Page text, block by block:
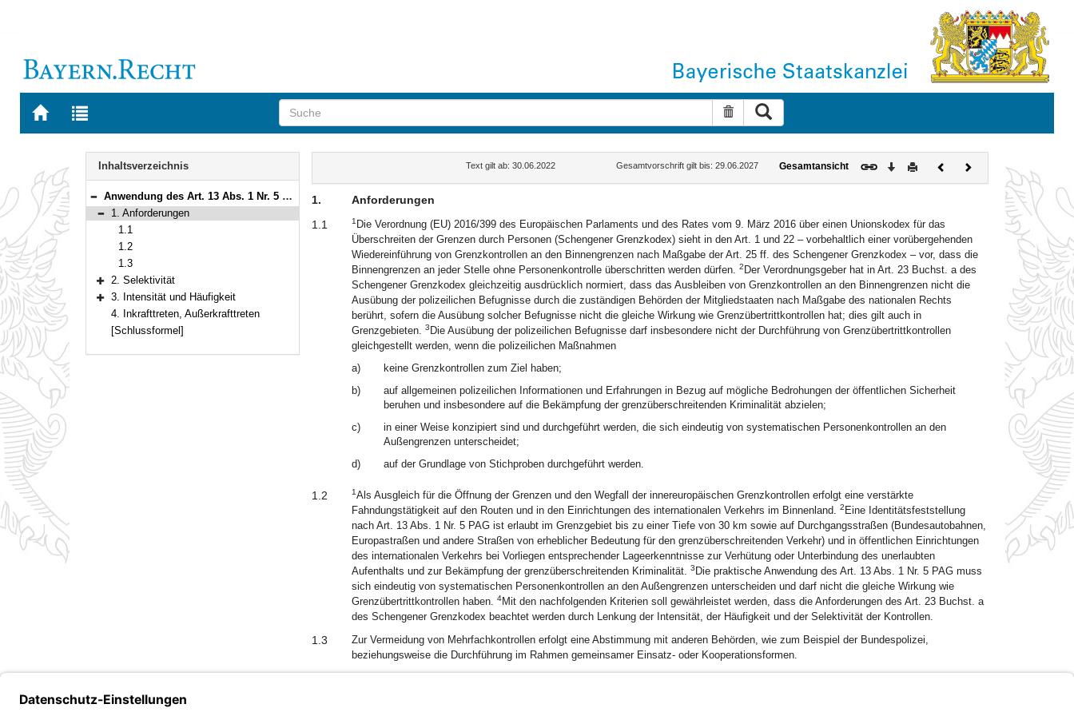
Zur
BAYERN.RECHT
Zur
letzten
Suche zurücksetzen
Navigation
Inhaltsverzeichnis
Bereich reduzieren
Anwendung des Art. 13 Abs. 1 Nr. 5 des Polizeiaufgabengesetzes
Bereich reduzieren
1. Anforderungen
1.1
1.2
1.3
Bereich erweitern
2. Selektivität
Bereich erweitern
3. Intensität und Häufigkeit
4. Inkrafttreten, Außerkrafttreten
[Schlussformel]
Text gilt ab: 30.06.2022 Gesamtvorschrift gilt bis: 29.06.2027 Gesamtansicht Download
DruckenVorherigesNächstes
Dokument
1.
Anforderungen
1.1
1 Die Verordnung (EU) 2016/399 des Europäischen Parlaments und des Rates vom 9. März 2016 über einen Unionskodex für das
Überschreiten der Grenzen durch Personen (Schengener Grenzkodex) sieht in den Art. 1 und 22 – vorbehaltlich einer vorübergehenden
Wiedereinführung von Grenzkontrollen an den Binnengrenzen nach Maßgabe der Art. 25 ff. des Schengener Grenzkodex – vor, dass die
Binnengrenzen an jeder Stelle ohne Personenkontrolle überschritten werden dürfen. 2 Der Verordnungsgeber hat in Art. 23 Buchst. a des
Schengener Grenzkodex gleichzeitig ausdrücklich normiert, dass das Ausbleiben von Grenzkontrollen an den Binnengrenzen nicht die
Ausübung der polizeilichen Befugnisse durch die zuständigen Behörden der Mitgliedstaaten nach Maßgabe des nationalen Rechts
berührt, sofern die Ausübung solcher Befugnisse nicht die gleiche Wirkung wie Grenzübertrittkontrollen hat; dies gilt auch in
Grenzgebieten. 3 Die Ausübung der polizeilichen Befugnisse darf insbesondere nicht der Durchführung von Grenzübertrittkontrollen
gleichgestellt werden, wenn die polizeilichen Maßnahmen
a)
keine Grenzkontrollen zum Ziel haben;
b)
auf allgemeinen polizeilichen Informationen und Erfahrungen in Bezug auf mögliche Bedrohungen der öffentlichen Sicherheit
beruhen und insbesondere auf die Bekämpfung der grenzüberschreitenden Kriminalität abzielen;
c)
in einer Weise konzipiert sind und durchgeführt werden, die sich eindeutig von systematischen Personenkontrollen an den
Außengrenzen unterscheidet;
d)
auf der Grundlage von Stichproben durchgeführt werden.
1.2 1Als Ausgleich für die Öffnung der Grenzen und den Wegfall der innereuropäischen Grenzkontrollen erfolgt eine verstärkte
Fahndungstätigkeit auf den Routen und in den Einrichtungen des internationalen Verkehrs im Binnenland. 2 Eine Identitätsfeststellung
nach Art. 13 Abs. 1 Nr. 5 PAG ist erlaubt im Grenzgebiet bis zu einer Tiefe von 30 km sowie auf Durchgangsstraßen (Bundesautobahnen,
Europastraßen und andere Straßen von erheblicher Bedeutung für den grenzüberschreitenden Verkehr) und in öffentlichen Einrichtungen
des internationalen Verkehrs bei Vorliegen entsprechender Lageerkenntnisse zur Verhütung oder Unterbindung des unerlaubten
Aufenthalts und zur Bekämpfung der grenzüberschreitenden Kriminalität. 3 Die praktische Anwendung des Art. 13 Abs. 1 Nr. 5 PAG muss
sich eindeutig von systematischen Personenkontrollen an den Außengrenzen unterscheiden und darf nicht die gleiche Wirkung wie
Grenzübertrittkontrollen haben. 4Mit den nachfolgenden Kriterien soll gewährleistet werden, dass die Anforderungen des Art. 23 Buchst. a
des Schengener Grenzkodex beachtet werden durch Lenkung der Intensität, der Häufigkeit und der Selektivität der Kontrollen.
1.3
Zur Vermeidung von Mehrfachkontrollen erfolgt eine Abstimmung mit anderen Behörden, wie zum Beispiel der Bundespolizei,
beziehungsweise die Durchführung im Rahmen gemeinsamer Einsatz- oder Kooperationsformen.
Bayern.de